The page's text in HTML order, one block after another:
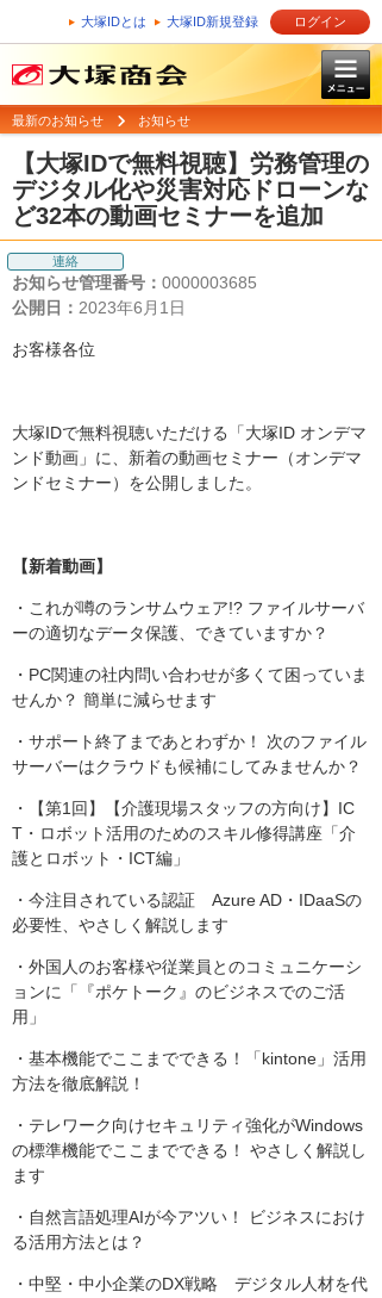
大塚IDとは 大塚ID新規登録 ログイン
最新のお知らせ お知らせ
【大塚IDで無料視聴】労務管理の
デジタル化や災害対応ドローンな
ど32本の動画セミナーを追加
連絡
お知らせ管理番号： 0000003685
公開日： 2023年6月1日
お客様各位
大塚IDで無料視聴いただける「大塚ID オンデマ
ンド動画」に、新着の動画セミナー（オンデマ
ンドセミナー）を公開しました。
【新着動画】
・これが噂のランサムウェア!? ファイルサーバ
ーの適切なデータ保護、できていますか？
・PC関連の社内問い合わせが多くて困っていま
せんか？ 簡単に減らせます
・サポート終了まであとわずか！ 次のファイル
サーバーはクラウドも候補にしてみませんか？
・【第1回】【介護現場スタッフの方向け】IC
T・ロボット活用のためのスキル修得講座「介
護とロボット・ICT編」
・今注目されている認証 Azure AD・IDaaSの
必要性、やさしく解説します
・外国人のお客様や従業員とのコミュニケーシ
ョンに「『ポケトーク』のビジネスでのご活
用」
・基本機能でここまでできる！「kintone」活用
方法を徹底解説！
・テレワーク向けセキュリティ強化がWindows
の標準機能でここまでできる！ やさしく解説し
ます
・自然言語処理AIが今アツい！ ビジネスにおけ
る活用方法とは？
・中堅・中小企業のDX戦略 デジタル人材を代